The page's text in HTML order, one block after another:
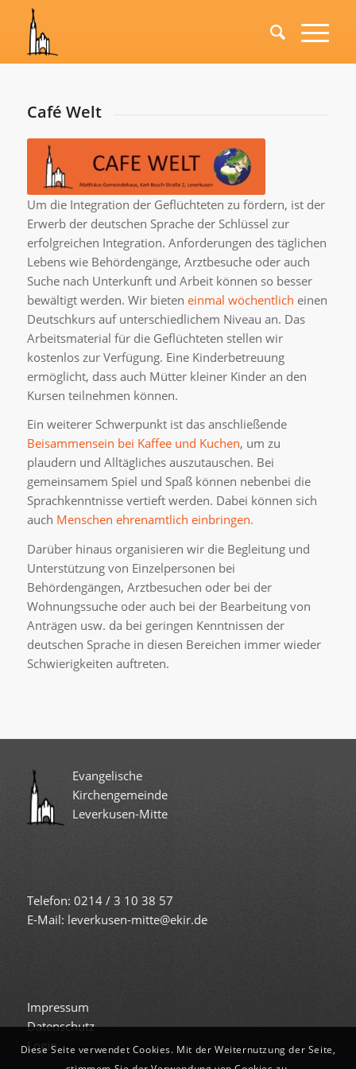
Café Welt
Um die Integration der Geflüchteten zu fördern, ist der
Erwerb der deutschen Sprache der Schlüssel zur
erfolgreichen Integration. Anforderungen des täglichen
Lebens wie Behördengänge, Arztbesuche oder auch
Suche nach Unterkunft und Arbeit können so besser
bewältigt werden. Wir bieten einmal wöchentlich einen
Deutschkurs auf unterschiedlichem Niveau an. Das
Arbeitsmaterial für die Geflüchteten stellen wir
kostenlos zur Verfügung. Eine Kinderbetreuung
ermöglicht, dass auch Mütter kleiner Kinder an den
Kursen teilnehmen können.
Ein weiterer Schwerpunkt ist das anschließende
Beisammensein bei Kaffee und Kuchen, um zu
plaudern und Alltägliches auszutauschen. Bei
gemeinsamem Spiel und Spaß können nebenbei die
Sprachkenntnisse vertieft werden. Dabei können sich
auch Menschen ehrenamtlich einbringen.
Darüber hinaus organisieren wir die Begleitung und
Unterstützung von Einzelpersonen bei
Behördengängen, Arztbesuchen oder bei der
Wohnungssuche oder auch bei der Bearbeitung von
Anträgen usw. da bei geringen Kenntnissen der
deutschen Sprache in diesen Bereichen immer wieder
Schwierigkeiten auftreten.
Evangelische
Kirchengemeinde
Leverkusen-Mitte
Telefon: 0214 / 3 10 38 57
E-Mail: leverkusen-mitte@ekir.de
Impressum
Datenschutz
Login
Diese Seite verwendet Cookies. Mit der Weiternutzung der Seite,